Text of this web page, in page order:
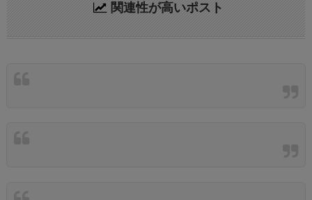
関連性が高いポスト